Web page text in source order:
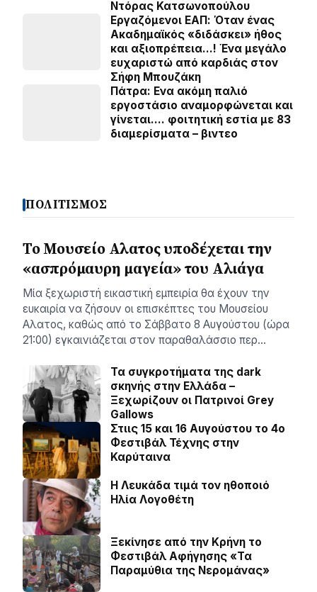
Ντόρας Κατσωνοπούλου
Εργαζόμενοι ΕΑΠ: Όταν ένας
Ακαδημαϊκός «διδάσκει» ήθος
και αξιοπρέπεια…! Ένα μεγάλο
ευχαριστώ από καρδιάς στον
Σήφη Μπουζάκη
Πάτρα: Ενα ακόμη παλιό
εργοστάσιο αναμορφώνεται και
γίνεται…. φοιτητική εστία με 83
διαμερίσματα – βιντεο
ΠΟΛΙΤΙΣΜΟΣ
Το Μουσείο Αλατος υποδέχεται την
«ασπρόμαυρη μαγεία» του Αλιάγα
Μία ξεχωριστή εικαστική εμπειρία θα έχουν την
ευκαιρία να ζήσουν οι επισκέπτες του Μουσείου
Αλατος, καθώς από το Σάββατο 8 Αυγούστου (ώρα
21:00) εγκαινιάζεται στον παραθαλάσσιο περ…
Τα συγκροτήματα της dark
σκηνής στην Ελλάδα –
Ξεχωρίζουν οι Πατρινοί Grey
Gallows
Στιις 15 και 16 Αυγούστου το 4ο
Φεστιβάλ Τέχνης στην
Καρύταινα
Η Λευκάδα τιμά τον ηθοποιό
Ηλία Λογοθέτη
Ξεκίνησε από την Κρήνη το
Φεστιβάλ Αφήγησης «Τα
Παραμύθια της Νερομάνας»